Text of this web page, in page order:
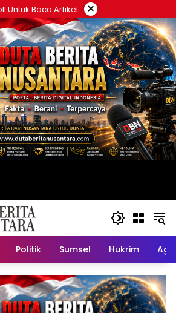
Untuk Baca Artikel ×
Politik Sumsel Hukrim